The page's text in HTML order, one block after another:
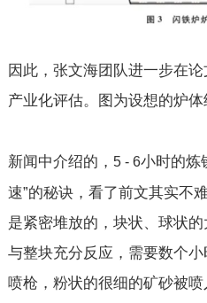
因此，张文海团队进一步在
产业化评估。图为设想的炉体
新闻中介绍的， 5 - 6小时的炼
速”的秘诀，看了前文其实不
是紧密堆放的，块状、球状
与整块充分反应，需要数个
喷枪，粉状的很细的矿砂被